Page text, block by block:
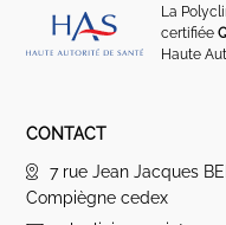
La
certifiée
Haute
CONTACT
7 rue Jean Jacques
Compiègne cedex